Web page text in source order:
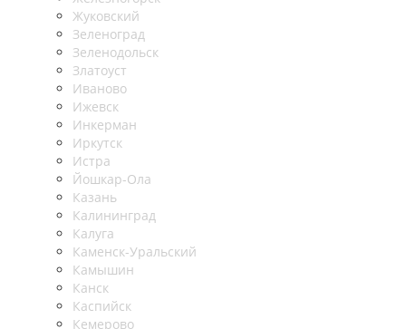
Жуковский
Зеленоград
Зеленодольск
Златоуст
Иваново
Ижевск
Инкерман
Иркутск
Истра
Йошкар-Ола
Казань
Калининград
Калуга
Каменск-Уральский
Камышин
Канск
Каспийск
Кемерово